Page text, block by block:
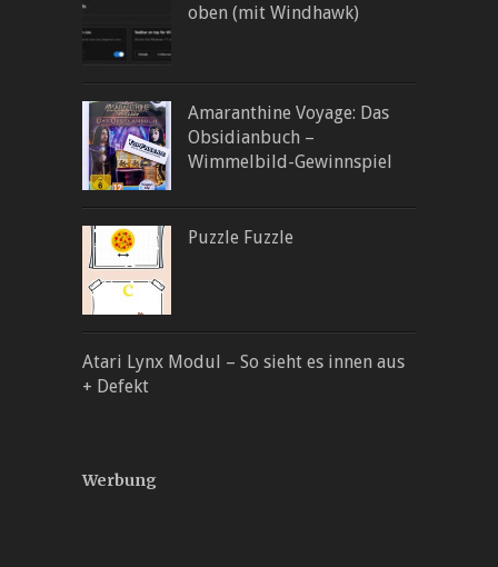
oben (mit Windhawk)
Amaranthine Voyage: Das
Obsidianbuch –
Wimmelbild-Gewinnspiel
Puzzle Fuzzle
Atari Lynx Modul – So sieht es innen aus
+ Defekt
Werbung